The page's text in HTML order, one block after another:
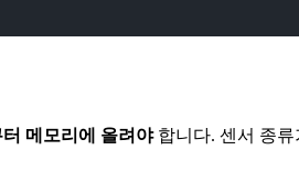
메모리에 올려야합니다. 센서 종류